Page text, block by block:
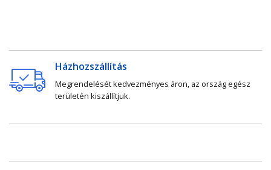
Házhozszállítás
Megrendelését kedvezményes áron, az ország egész
területén kiszállítjuk.